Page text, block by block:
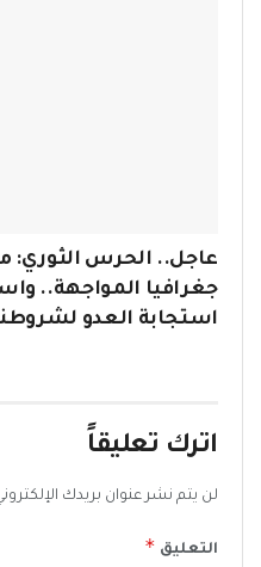
عاجل.. الحرس الثوري:
جغرافيا المواجهة..
استجابة العدو
اترك تعليقاً
لن يتم نشر عنوان بريدك
التعليق *